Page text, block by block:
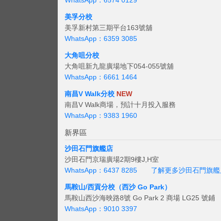
美孚分校
美孚新村第三期平台163號舖
WhatsApp：6359 3085
大角咀分校
大角咀新九龍廣場地下054-055號舖
WhatsApp：6661 1464
南昌V Walk分校 NEW
南昌V Walk商場，預計十月投入服務
WhatsApp：9383 1960
新界區
沙田石門旗艦店
沙田石門京瑞廣場2期9樓J,H室
WhatsApp：6437 8285
了解更多沙田石門旗
馬鞍山/西貢分校（西沙 Go Park）
馬鞍山西沙海映路8號 Go Park 2 商場 LG25 號鋪
WhatsApp：9010 3397